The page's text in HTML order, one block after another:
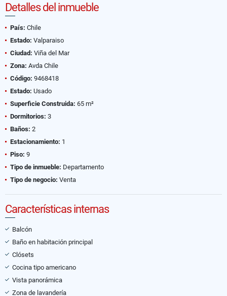
Detalles del inmueble
País: Chile
Estado: Valparaiso
Ciudad: Viña del Mar
Zona: Avda Chile
Código: 9468418
Estado: Usado
Superficie Construida: 65 m²
Dormitorios: 3
Baños: 2
Estacionamiento: 1
Piso: 9
Tipo de inmueble: Departamento
Tipo de negocio: Venta
Características internas
Balcón
Baño en habitación principal
Clósets
Cocina tipo americano
Vista panorámica
Zona de lavandería